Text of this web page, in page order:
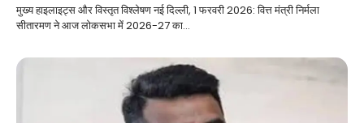
मुख्य हाइलाइट्स और विस्तृत विश्लेषण नई दिल्ली, 1 फरवरी 2026: वित्त मंत्री निर्मला
सीतारमण ने आज लोकसभा में 2026-27 का…